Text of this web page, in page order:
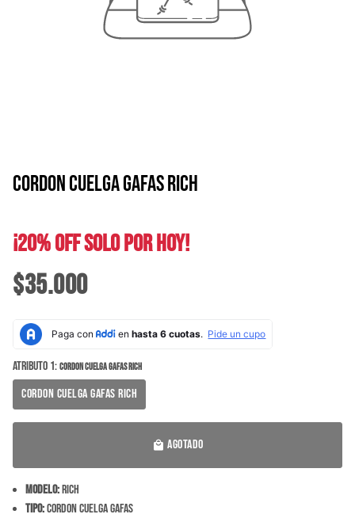
CORDON CUELGA GAFAS RICH
¡20% OFF SOLO POR HOY!
$35.000
Atributo 1: CORDON CUELGA GAFAS RICH
CORDON CUELGA GAFAS RICH
local_mall AGOTADO
Modelo:Rich
Tipo:Cordon cuelga gafas